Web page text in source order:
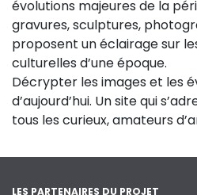
évolutions majeures de la
gravures, sculptures,
proposent un éclairage sur
culturelles d’une époque.
Décrypter les images et les
d’aujourd’hui. Un site qui
tous les curieux, amateurs
LES PARTENAIRES DU PROJET